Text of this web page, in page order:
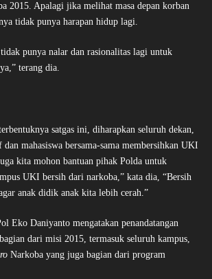
2015. Apalagi jika melihat masa depan korban
tidak punya harapan hidup lagi.
punya nalar dan rasionalitas lagi untuk
terang dia.
satgas ini, diharapkan seluruh dekan,
dan mahasiswa bersama-sama membersihkan UKI
kita mohon bantuan pihak Polda untuk
UKI bersih dari narkoba,” kata dia, “Bersih
anak didik anak kita lebih cerah.”
Eko Daniyanto mengatakan penandatangan
dari misi 2015, termasuk seluruh kampus,
Narkoba yang juga bagian dari program